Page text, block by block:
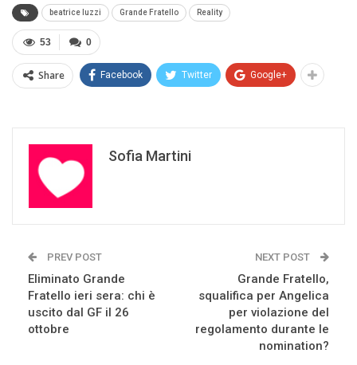
beatrice luzzi Grande Fratello Reality
0
53
Share Facebook Twitter Google+
Sofia Martini
PREV POST
Eliminato Grande
Fratello ieri sera: chi è
uscito dal GF il 26
ottobre
NEXT POST
Grande Fratello,
squalifica per Angelica
per violazione del
regolamento durante le
nomination?